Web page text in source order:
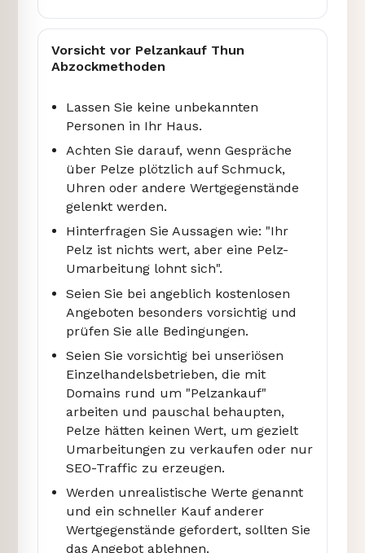
Vorsicht vor Pelzankauf Thun
Abzockmethoden
Lassen Sie keine unbekannten
Personen in Ihr Haus.
Achten Sie darauf, wenn Gespräche
über Pelze plötzlich auf Schmuck,
Uhren oder andere Wertgegenstände
gelenkt werden.
Hinterfragen Sie Aussagen wie: "Ihr
Pelz ist nichts wert, aber eine Pelz-
Umarbeitung lohnt sich".
Seien Sie bei angeblich kostenlosen
Angeboten besonders vorsichtig und
prüfen Sie alle Bedingungen.
Seien Sie vorsichtig bei unseriösen
Einzelhandelsbetrieben, die mit
Domains rund um "Pelzankauf"
arbeiten und pauschal behaupten,
Pelze hätten keinen Wert, um gezielt
Umarbeitungen zu verkaufen oder nur
SEO-Traffic zu erzeugen.
Werden unrealistische Werte genannt
und ein schneller Kauf anderer
Wertgegenstände gefordert, sollten Sie
das Angebot ablehnen.